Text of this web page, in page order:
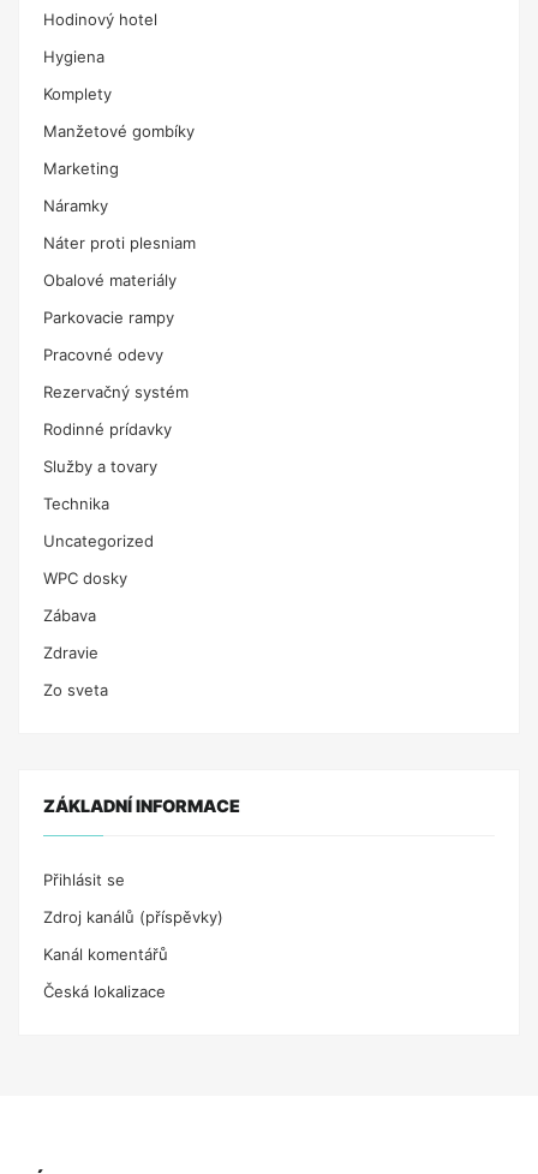
Hodinový hotel
Hygiena
Komplety
Manžetové gombíky
Marketing
Náramky
Náter proti plesniam
Obalové materiály
Parkovacie rampy
Pracovné odevy
Rezervačný systém
Rodinné prídavky
Služby a tovary
Technika
Uncategorized
WPC dosky
Zábava
Zdravie
Zo sveta
ZÁKLADNÍ INFORMACE
Přihlásit se
Zdroj kanálů (příspěvky)
Kanál komentářů
Česká lokalizace